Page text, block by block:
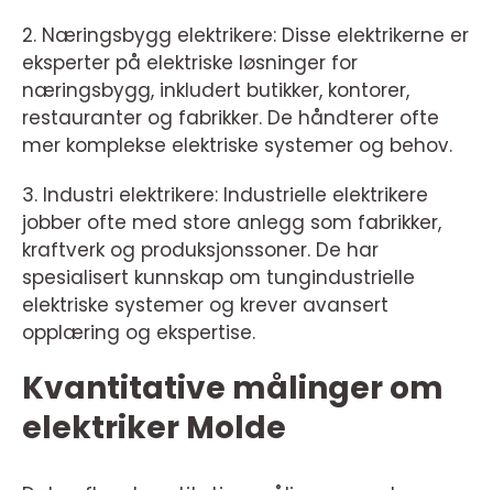
2. Næringsbygg elektrikere: Disse elektrikerne er
eksperter på elektriske løsninger for
næringsbygg, inkludert butikker, kontorer,
restauranter og fabrikker. De håndterer ofte
mer komplekse elektriske systemer og behov.
3. Industri elektrikere: Industrielle elektrikere
jobber ofte med store anlegg som fabrikker,
kraftverk og produksjonssoner. De har
spesialisert kunnskap om tungindustrielle
elektriske systemer og krever avansert
opplæring og ekspertise.
Kvantitative målinger om
elektriker Molde